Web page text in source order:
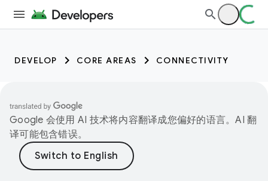
DEVELOP CORE AREAS CONNECTIVITY
Google 会使用 AI 技术将内容翻译成您偏好的语言。AI 翻
译可能包含错误。